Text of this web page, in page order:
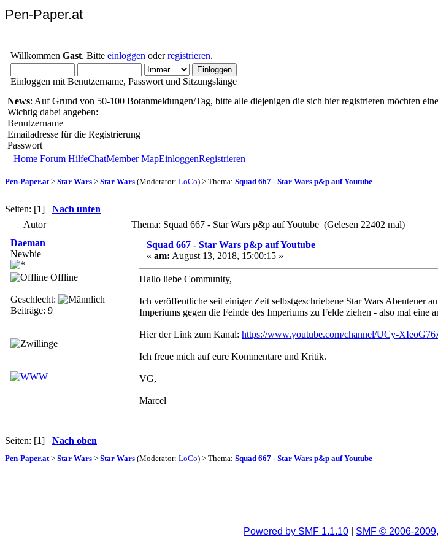
Pen-Paper.at
Willkommen Gast. Bitte einloggen oderregistrieren.
Einloggen mit Benutzername, Passwort und Sitzungslänge
News: Auf Grund von 50-100 Botanmeldungen/Tag, bitte alle diejenigen die sich hier registrieren möchten
Wichtig dabei angeben:
Benutzername
Emailadresse für die Registrierung
Passwort
Home Forum HilfeChatMember MapEinloggenRegistrieren
Pen-Paper.at > Star Wars > Star Wars (Moderator: LoCo) > Thema: Squad 667 - Star Wars p&p auf Youtube
Seiten: [1] Nach unten
Autor
Thema: Squad 667 - Star Wars p&p auf Youtube (Gelesen 22402 mal)
Daeman
Newbie
Offline
Geschlecht:
Beiträge: 9
Squad 667 - Star Wars p&p auf Youtube
« am: August 13, 2018, 15:00:15 »
Hallo liebe Community,
Ich veröffentliche seit einiger Zeit selbstgeschriebene Star Wars Abenteuer
Imperiums gegen die Feinde des Imperiums zu Felde ziehen - also mal eine
Hier der Link zum Kanal: https://www.youtube.com/channel/UCy-
Ich freue mich auf eure Kommentare und Kritik.
VG,
Marcel
Seiten: [1] Nach oben
Pen-Paper.at> Star Wars > Star Wars (Moderator: LoCo) > Thema: Squad 667 - Star Wars p&p auf Youtube
Powered by SMF 1.1.10 SMF © 2006-